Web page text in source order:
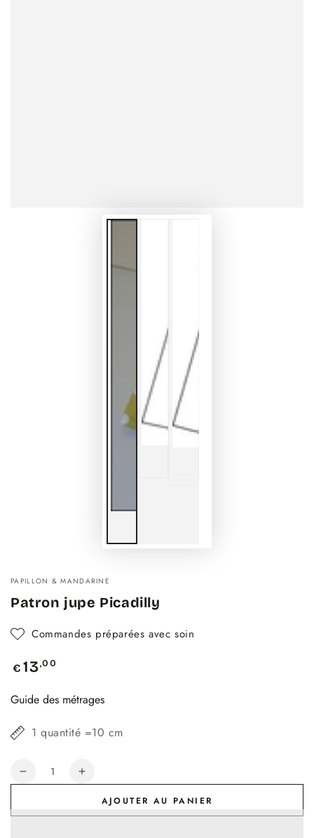
PAPILLON & MANDARINE
Patron jupe Picadilly
Commandes préparées avec soin
Prix
€ 13,00
Guide des métrages
1 quantité =10 cm
Quantité
Réduire
Augmenter
quantité
AJOUTER AU PANIER